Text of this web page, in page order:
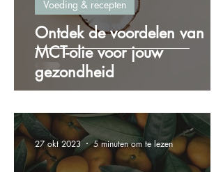
Ontdek de voordelen van
MCT-olie voor jouw
gezondheid
Voeding & recepten
27 okt 2023 5 minuten om te lezen